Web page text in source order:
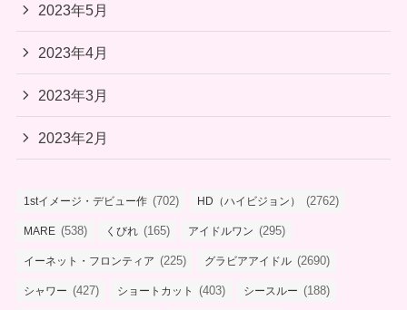
2023年5月
2023年4月
2023年3月
2023年2月
1stイメージ・デビュー作 (702) HD（ハイビジョン） (2762)
MARE (538) くびれ (165) アイドルワン (295)
イーネット・フロンティア (225) グラビアアイドル (2690)
シャワー (427) ショートカット (403) シースルー (188)